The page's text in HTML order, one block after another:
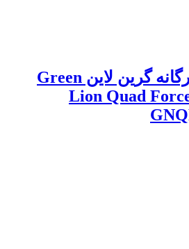
ماساژور بدن چهارگانه گرین لاین Green
Lion Quad